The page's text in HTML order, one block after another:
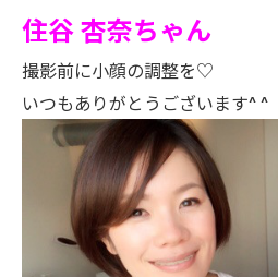
住谷 杏奈ちゃん
撮影前に小顔の調整を♡
いつもありがとうございます^ ^